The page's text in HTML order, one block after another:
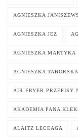
AGNIESZKA
AGNIESZKA JEZ
AGNIESZKA MARTYKA
AGNIESZKA TABORSKA
AIR FRYER PRZEPISY
AKADEMIA PANA
ALAITZ LECEAGA